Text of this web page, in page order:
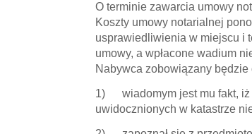
O terminie zawarcia umowy
Koszty umowy notarialnej
usprawiedliwienia w miejscu i
umowy, a wpłacone wadium
Nabywca zobowiązany będzie
1) wiadomym jest mu fakt, iż
uwidocznionych w katastrze